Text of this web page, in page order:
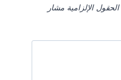
الحقول الإلزامية مشار